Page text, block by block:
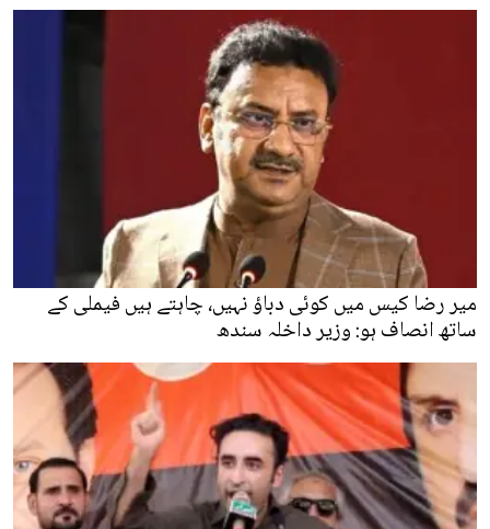
میر رضا کیس میں کوئی دباؤ نہیں، چاہتے ہیں فیملی کے
ساتھ انصاف ہو: وزیر داخلہ سندھ